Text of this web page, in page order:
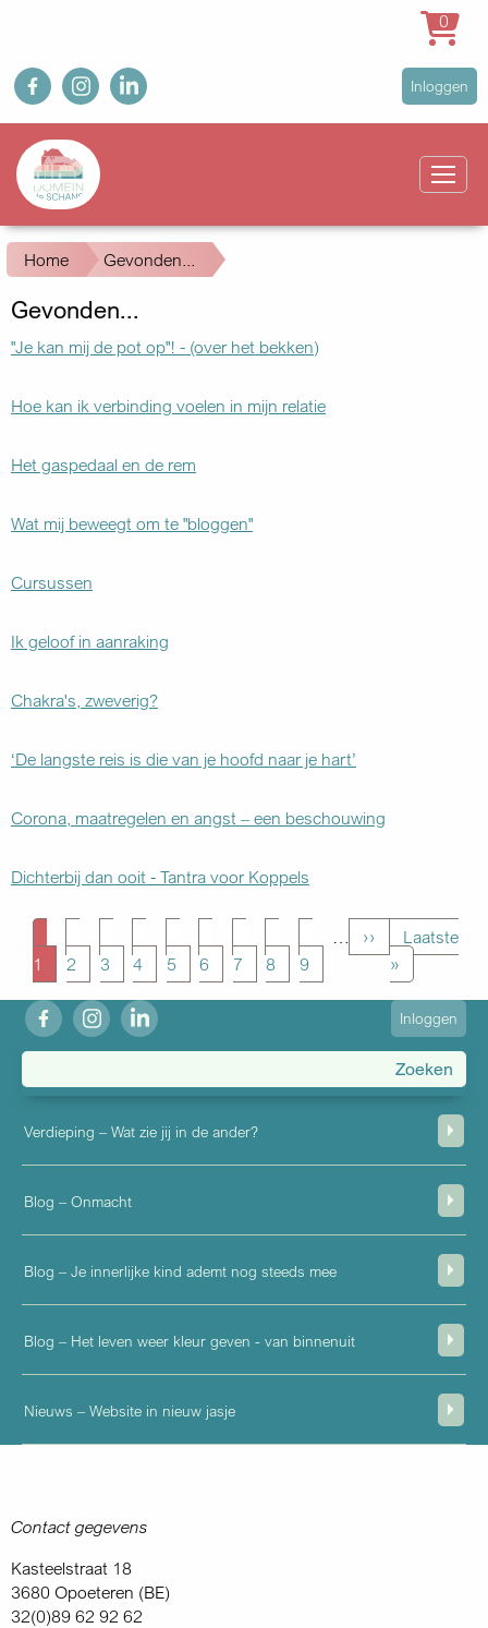
Overslaan
en
naar
inhoud
gaan
fb ig in
User
account
Inloggen
Main
navigation
0
Kruimelpad
Home Gevonden...
Gevonden...
"Je kan mij de pot op"! - (over het bekken)
Hoe kan ik verbinding voelen in mijn relatie
Het gaspedaal en de rem
Wat mij beweegt om te "bloggen"
Cursussen
Ik geloof in aanraking
Chakra's, zweverig?
‘De langste reis is die van je hoofd naar je hart’
Corona, maatregelen en angst – een beschouwing
Dichterbij dan ooit - Tantra voor Koppels
1
2
3
4
5
6
7
8
Page
9
…
Volgende
pagina
››
Laatste
Laatste
»
fb ig in
User
account
menu
Inloggen
Verdieping – Wat zie jij in de ander?
Blog – Onmacht
Blog – Je innerlijke kind ademt nog steeds mee
Blog – Het leven weer kleur geven - van binnenuit
Nieuws – Website in nieuw jasje
Contact gegevens
Kasteelstraat 18
3680 Opoeteren (BE)
32(0)89 62 92 62